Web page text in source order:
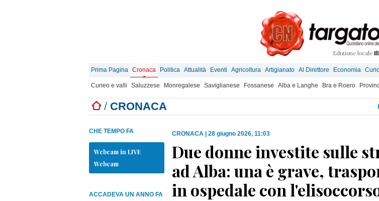
Edizione locale
Prima Pagina Cronaca Politica Attualità Eventi Agricoltura Artigianato Al Direttore Economia
Cuneo e valli Saluzzese Monregalese Saviglianese Fossanese Alba e Langhe Bra e Roero
/ CRONACA
CHE TEMPO FA
Webcam in LIVE
Webcam
ACCADEVA UN ANNO FA
CRONACA 28 giugno 2026, 11:03
Due donne investite sulle
ad Alba: una è grave,
in ospedale con